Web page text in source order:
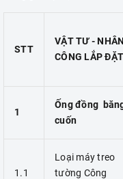
STT
VẬT TƯ - NHÂN
CÔNG LẮP ĐẶT
1
Ống đồng
cuốn
1.1
Loại máy treo
tường Công